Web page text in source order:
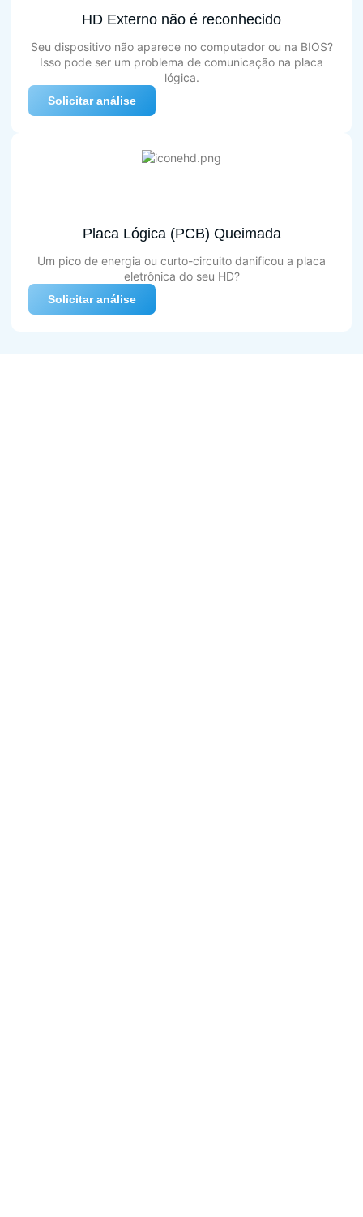
HD Externo não é reconhecido
Seu dispositivo não aparece no computador ou na BIOS?
Isso pode ser um problema de comunicação na placa
lógica.
Solicitar análise
Placa Lógica (PCB) Queimada
Um pico de energia ou curto-circuito danificou a placa
eletrônica do seu HD?
Solicitar análise